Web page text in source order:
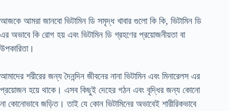
আজকে আমরা জানবো ভিটামিন ডি সমৃদ্ধ খাবার গুলো কি কি, ভিটামিন ডি
এর অভাবে কি রোগ হয় এবং ভিটামিন ডি গ্রহণের প্রয়োজনীয়তা বা
উপকারিতা।
আমাদের শরীরের জন্য দৈনন্দিন জীবনের নানা ভিটামিন এবং মিনারেলস এর
প্রয়োজন হয়ে থাকে। এসব কিছুই দেহের গঠন এবং বৃদ্ধির জন্য কোনো
না কোনোভাবে জড়িত। তাই যে কোন ভিটামিনের অভাবেই শারীরিকভাবে